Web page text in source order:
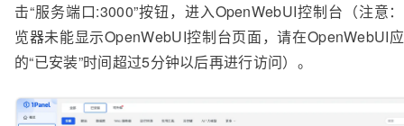
击“服务端口:3000”按钮，进入OpenWebUI控制台（注意
览器未能显示OpenWebUI控制台页面，请在OpenWebUI
的“已安装”时间超过5分钟以后再进行访问）。